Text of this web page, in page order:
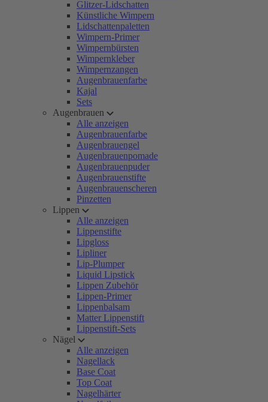
Glitzer-Lidschatten
Künstliche Wimpern
Lidschattenpaletten
Wimpern-Primer
Wimpernbürsten
Wimpernkleber
Wimpernzangen
Augenbrauenfarbe
Kajal
Sets
Augenbrauen
Alle anzeigen
Augenbrauenfarbe
Augenbrauengel
Augenbrauenpomade
Augenbrauenpuder
Augenbrauenstifte
Augenbrauenscheren
Pinzetten
Lippen
Alle anzeigen
Lippenstifte
Lipgloss
Lipliner
Lip-Plumper
Liquid Lipstick
Lippen Zubehör
Lippen-Primer
Lippenbalsam
Matter Lippenstift
Lippenstift-Sets
Nägel
Alle anzeigen
Nagellack
Base Coat
Top Coat
Nagelhärter